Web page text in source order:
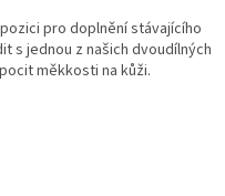
pro doplnění stávajícího
s jednou z našich dvoudílných
měkkosti na kůži.